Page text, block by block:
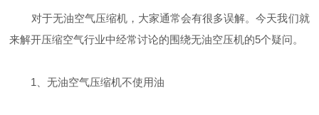
对于无油空气压缩机，大家通常会有很多误解。今天我们就
来解开压缩空气行业中经常讨论的围绕无油空压机的5个疑问。
1、无油空气压缩机不使用油